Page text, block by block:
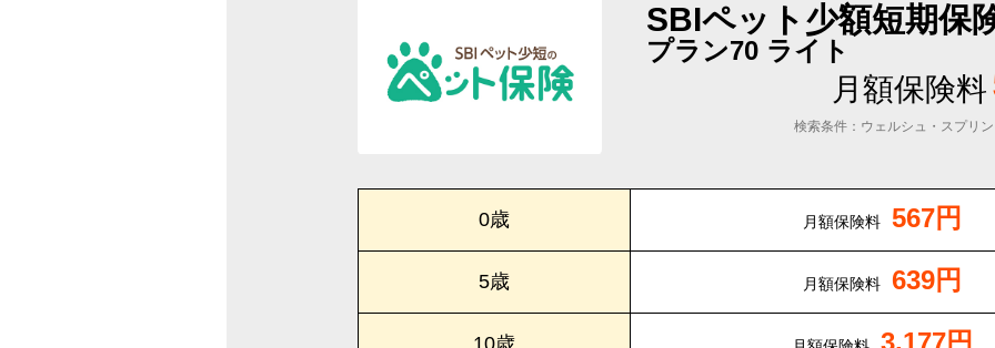
SBIペット少額短期保
プラン70 ライト
月額保険料
検索条件：ウェルシュ・スプリ
0歳 月額保険料 567円
5歳 月額保険料 639円